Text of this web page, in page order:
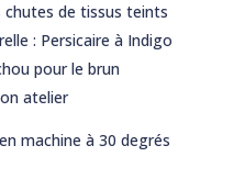
chutes de tissus teints
: Persicaire à Indigo
pour le brun
atelier
machine à 30 degrés